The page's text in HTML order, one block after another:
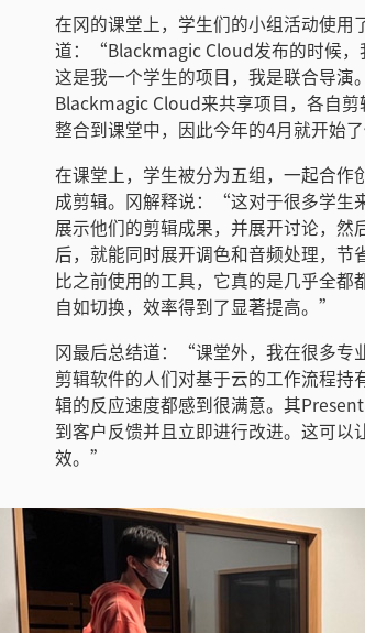
在冈的课堂上，学生们的小组活动使
道：“Blackmagic Cloud发布的时候，
这是我一个学生的项目，我是联合导演
Blackmagic Cloud来共享项目，各自
整合到课堂中，因此今年的4月就开始
在课堂上，学生被分为五组，一起合
成剪辑。冈解释说：“这对于很多学生
展示他们的剪辑成果，并展开讨论，然
后，就能同时展开调色和音频处理，
比之前使用的工具，它真的是几乎全
自如切换，效率得到了显著提高。”
冈最后总结道：“课堂外，我在很多专
剪辑软件的人们对基于云的工作流程
辑的反应速度都感到很满意。其
到客户反馈并且立即进行改进。这可
效。”